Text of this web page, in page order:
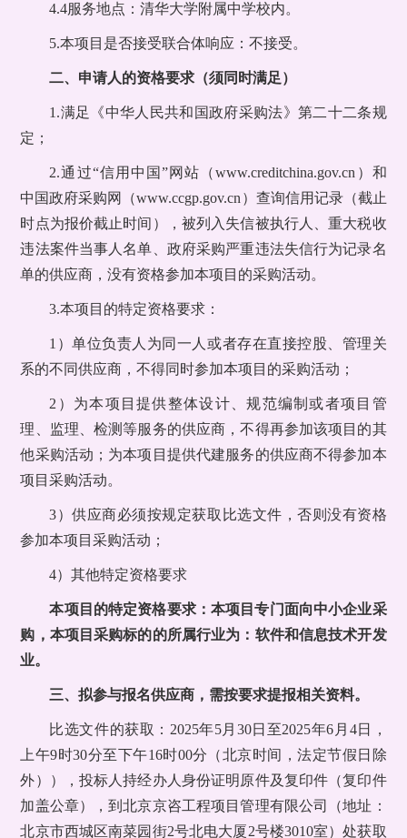
4.4服务地点：清华大学附属中学校内。
5.本项目是否接受联合体响应：不接受。
二、申请人的资格要求（须同时满足）
1.满足《中华人民共和国政府采购法》第二十二条规
定；
2.通过“信用中国”网站（www.creditchina.gov.cn）和
中国政府采购网（www.ccgp.gov.cn）查询信用记录（截止
时点为报价截止时间），被列入失信被执行人、重大税收
违法案件当事人名单、政府采购严重违法失信行为记录名
单的供应商，没有资格参加本项目的采购活动。
3.本项目的特定资格要求：
1）单位负责人为同一人或者存在直接控股、管理关
系的不同供应商，不得同时参加本项目的采购活动；
2）为本项目提供整体设计、规范编制或者项目管
理、监理、检测等服务的供应商，不得再参加该项目的其
他采购活动；为本项目提供代建服务的供应商不得参加本
项目采购活动。
3）供应商必须按规定获取比选文件，否则没有资格
参加本项目采购活动；
4）其他特定资格要求
本项目的特定资格要求：本项目专门面向中小企业采
购，本项目采购标的的所属行业为：软件和信息技术开发
业。
三、拟参与报名供应商，需按要求提报相关资料。
比选文件的获取：2025年5月30日至2025年6月4日，
上午9时30分至下午16时00分（北京时间，法定节假日除
外）），投标人持经办人身份证明原件及复印件（复印件
加盖公章），到北京京咨工程项目管理有限公司（地址：
北京市西城区南菜园街2号北电大厦2号楼3010室）处获取